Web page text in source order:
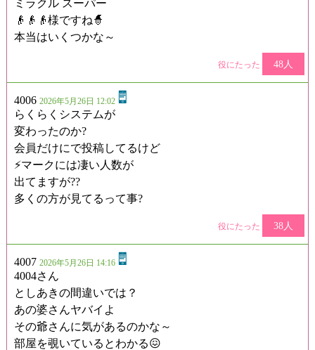
ミラクル スーパー
👴👴👴様ですね🧙
本当はいくつかな～
役にたった 48人
4006 2026年5月26日 12:02
らくらくシステムが
変わったのか?
会員だけにで投稿してるけど
⚡マークには凄い人数が
出てますが??
多くの方が見てるって事?
役にたった 38人
4007 2026年5月26日 14:16
4004さん
としあきの間違いでは？
あの婆さんヤバイよ
その爺さんに気があるのかな～
部屋を覗いているとわかる😖